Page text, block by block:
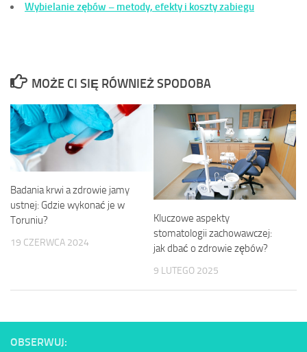
Wybielanie zębów – metody, efekty i koszty zabiegu
MOŻE CI SIĘ RÓWNIEŻ SPODOBA
Badania krwi a zdrowie jamy
ustnej: Gdzie wykonać je w
Toruniu?
19 CZERWCA 2024
Kluczowe aspekty
stomatologii zachowawczej:
jak dbać o zdrowie zębów?
9 LUTEGO 2025
OBSERWUJ: